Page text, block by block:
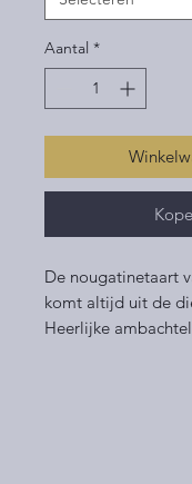
Aantal *
De nougatinetaart
komt altijd uit de
Heerlijke